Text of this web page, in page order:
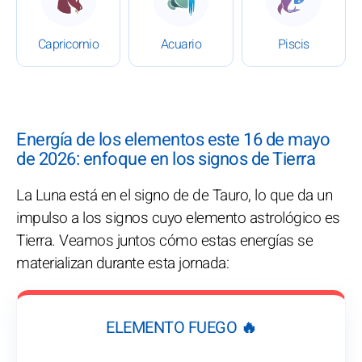
Capricornio Acuario Piscis
Energía de los elementos este 16 de mayo
de 2026: enfoque en los signos de Tierra
La Luna está en el signo de de Tauro, lo que da un
impulso a los signos cuyo elemento astrológico es
Tierra. Veamos juntos cómo estas energías se
materializan durante esta jornada:
ELEMENTO FUEGO 🔥